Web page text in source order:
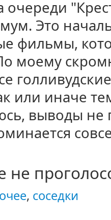
Это
фильмы,
моему
или иначе
выводы не
не
, соседки